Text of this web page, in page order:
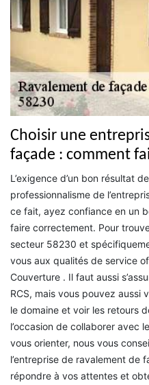
Choisir une
façade : comment
L’exigence d’un bon résultat
professionnalisme de
ce fait, ayez confiance en un
faire correctement. Pour
secteur 58230 et
vous aux qualités de service
Couverture . Il faut aussi
RCS, mais vous pouvez aussi
le domaine et voir les retours
l’occasion de collaborer avec
vous orienter, nous vous
l’entreprise de ravalement de
répondre à vos attentes et